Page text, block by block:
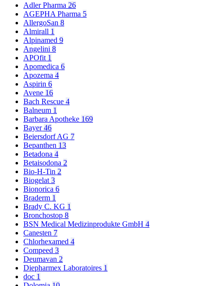
Adler Pharma 26
AGEPHA Pharma 5
AllergoSan 8
Almirall 1
Alpinamed 9
Angelini 8
APOfit 1
Apomedica 6
Apozema 4
Aspirin 6
Avene 16
Bach Rescue 4
Balneum 1
Barbara Apotheke 169
Bayer46
Beiersdorf AG 7
Bepanthen 13
Betadona 4
Betaisodona 2
Bio-H-Tin 2
Biogelat 3
Bionorica 6
Braderm 1
Brady C. KG 1
Bronchostop 8
BSN Medical Medizinprodukte GmbH 4
Canesten 7
Chlorhexamed 4
Compeed 3
Deumavan 2
Diepharmex Laboratoires 1
doc 1